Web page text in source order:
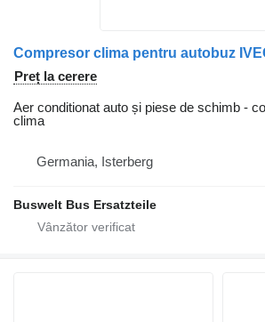
Compresor clima pentru autobuz
Preț la cerere
Aer conditionat auto și piese de schimb -
clima
Germania, Isterberg
Buswelt Bus Ersatzteile